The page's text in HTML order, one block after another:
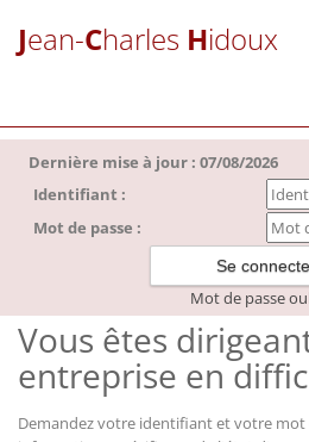
Jean-Charles Hidoux
Dernière mise à jour : 07/08/2026
Identifiant :
Mot de passe :
Mot de passe
Vous êtes
entreprise en
Demandez votre identifiant et votre mot